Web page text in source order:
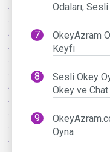
Odaları,
OkeyAzram
Keyfi
Sesli Okey
Okey ve
Oyna